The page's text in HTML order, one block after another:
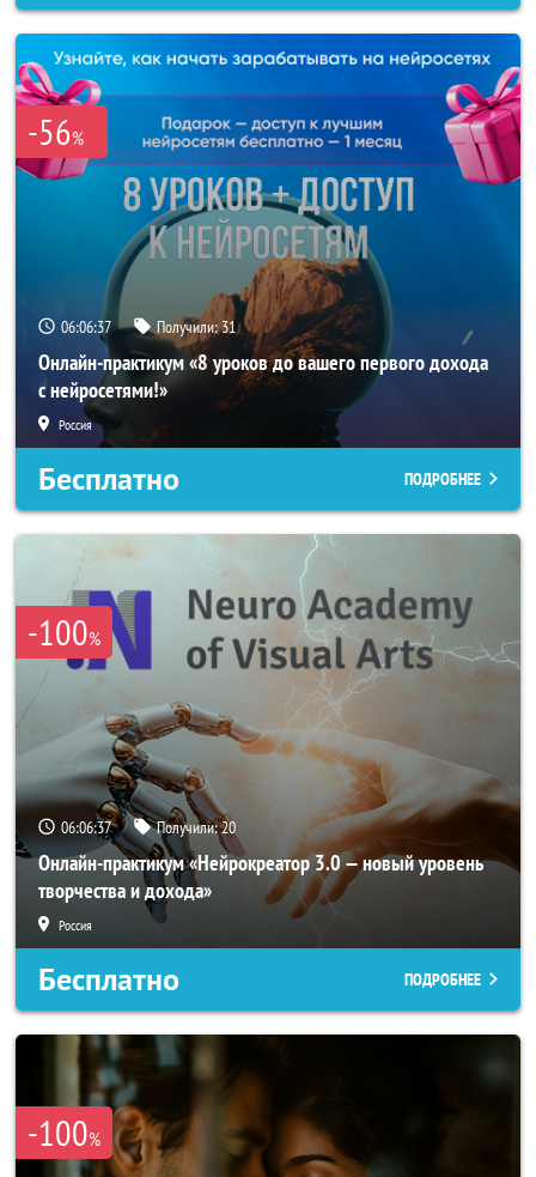
-56%
06:06:34 Получили:31
Онлайн-практикум «8 уроков до вашего первого дохода
с нейросетями!»
Россия
Бесплатно ПОДРОБНЕЕ
-100%
06:06:34 Получили:20
Онлайн-практикум «Нейрокреатор 3.0 — новый уровень
творчества и дохода»
Россия
Бесплатно ПОДРОБНЕЕ
-100%